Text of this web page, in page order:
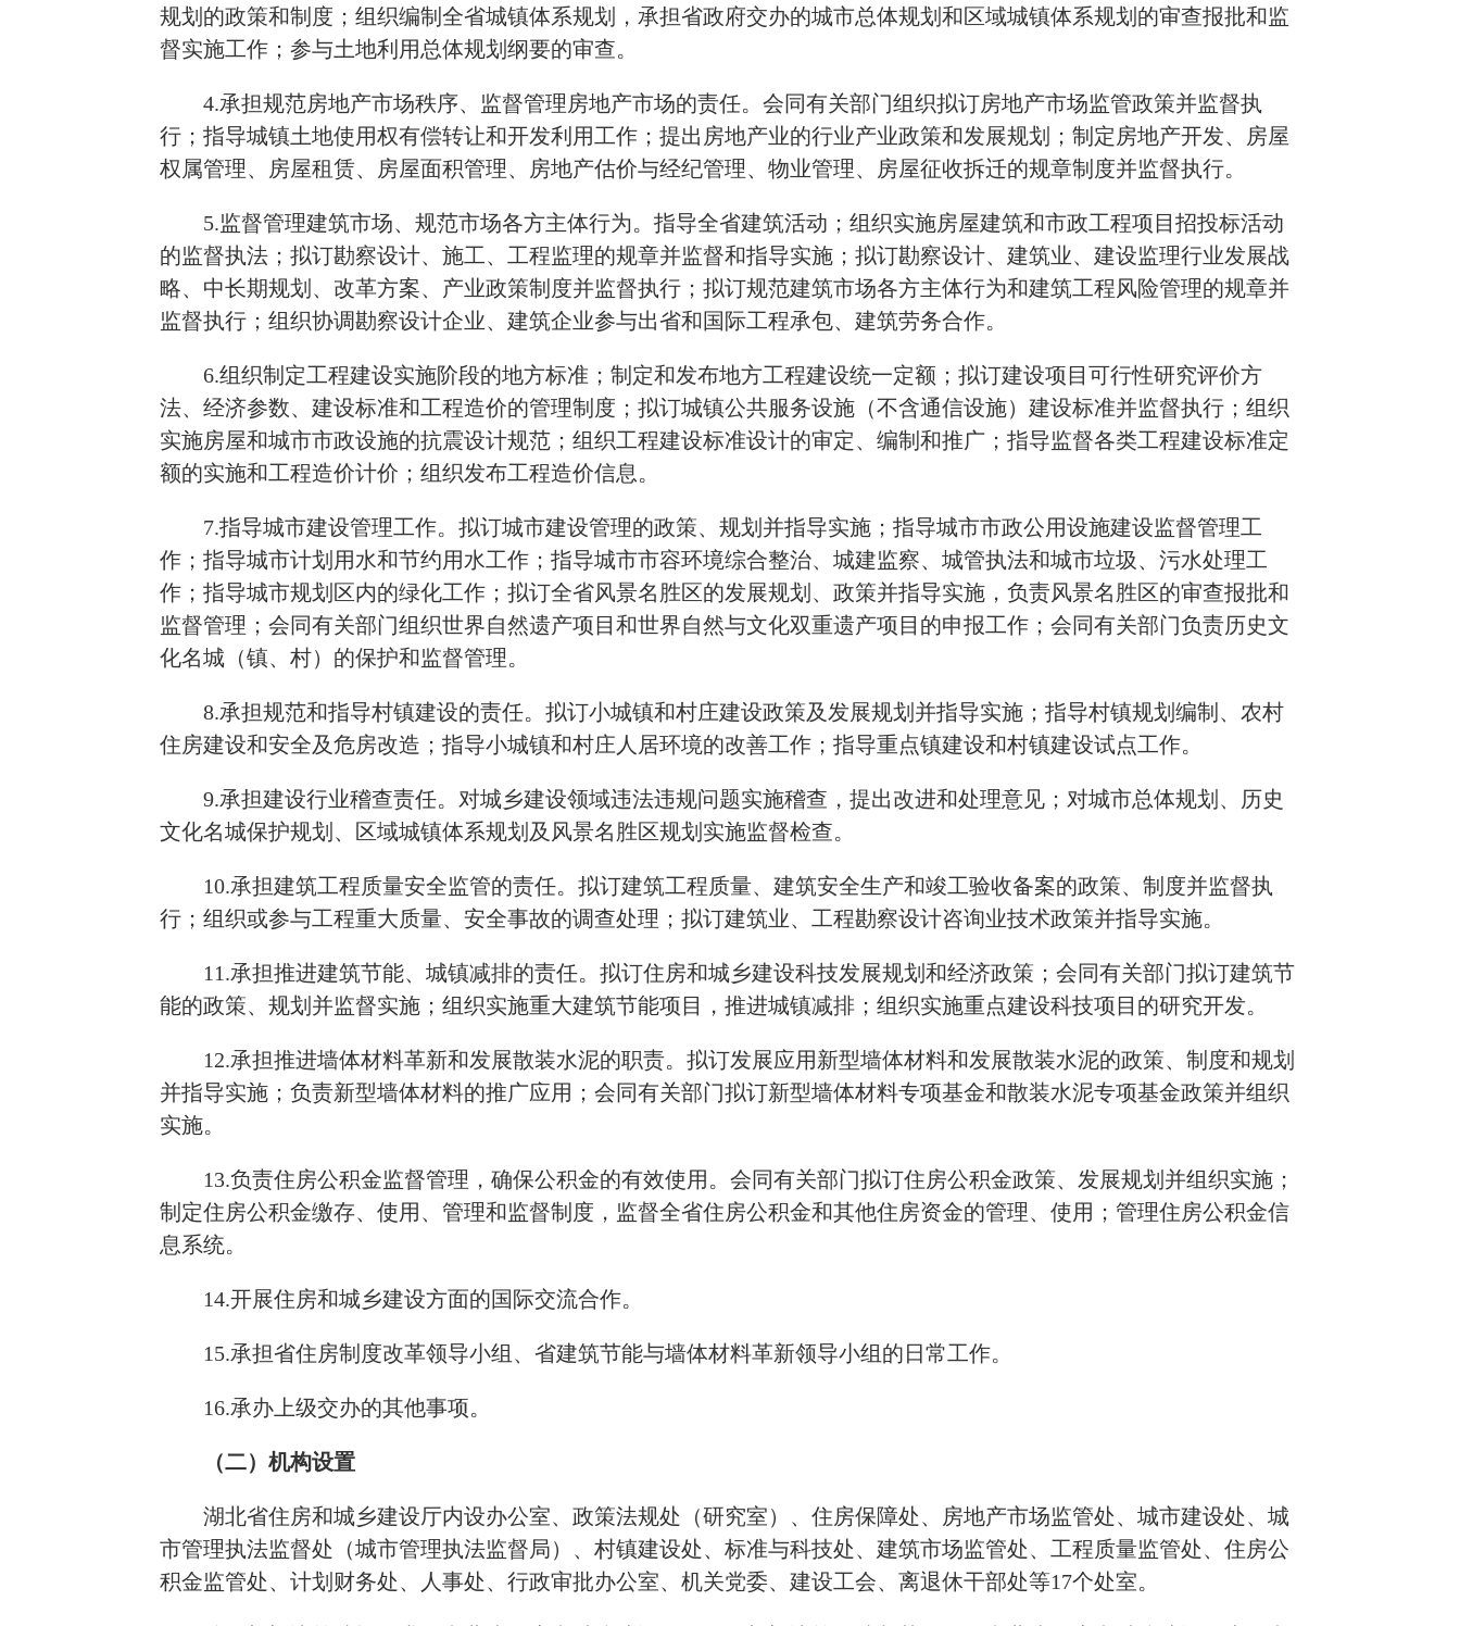
规划的政策和制度；组织编制全省城镇体系规划，承担省政府交办的城市总体规划和区域城镇体系规划的审查报批和监
督实施工作；参与土地利用总体规划纲要的审查。
4.承担规范房地产市场秩序、监督管理房地产市场的责任。会同有关部门组织拟订房地产市场监管政策并监督执
行；指导城镇土地使用权有偿转让和开发利用工作；提出房地产业的行业产业政策和发展规划；制定房地产开发、房屋
权属管理、房屋租赁、房屋面积管理、房地产估价与经纪管理、物业管理、房屋征收拆迁的规章制度并监督执行。
5.监督管理建筑市场、规范市场各方主体行为。指导全省建筑活动；组织实施房屋建筑和市政工程项目招投标活动
的监督执法；拟订勘察设计、施工、工程监理的规章并监督和指导实施；拟订勘察设计、建筑业、建设监理行业发展战
略、中长期规划、改革方案、产业政策制度并监督执行；拟订规范建筑市场各方主体行为和建筑工程风险管理的规章并
监督执行；组织协调勘察设计企业、建筑企业参与出省和国际工程承包、建筑劳务合作。
6.组织制定工程建设实施阶段的地方标准；制定和发布地方工程建设统一定额；拟订建设项目可行性研究评价方
法、经济参数、建设标准和工程造价的管理制度；拟订城镇公共服务设施（不含通信设施）建设标准并监督执行；组织
实施房屋和城市市政设施的抗震设计规范；组织工程建设标准设计的审定、编制和推广；指导监督各类工程建设标准定
额的实施和工程造价计价；组织发布工程造价信息。
7.指导城市建设管理工作。拟订城市建设管理的政策、规划并指导实施；指导城市市政公用设施建设监督管理工
作；指导城市计划用水和节约用水工作；指导城市市容环境综合整治、城建监察、城管执法和城市垃圾、污水处理工
作；指导城市规划区内的绿化工作；拟订全省风景名胜区的发展规划、政策并指导实施，负责风景名胜区的审查报批和
监督管理；会同有关部门组织世界自然遗产项目和世界自然与文化双重遗产项目的申报工作；会同有关部门负责历史文
化名城（镇、村）的保护和监督管理。
8.承担规范和指导村镇建设的责任。拟订小城镇和村庄建设政策及发展规划并指导实施；指导村镇规划编制、农村
住房建设和安全及危房改造；指导小城镇和村庄人居环境的改善工作；指导重点镇建设和村镇建设试点工作。
9.承担建设行业稽查责任。对城乡建设领域违法违规问题实施稽查，提出改进和处理意见；对城市总体规划、历史
文化名城保护规划、区域城镇体系规划及风景名胜区规划实施监督检查。
10.承担建筑工程质量安全监管的责任。拟订建筑工程质量、建筑安全生产和竣工验收备案的政策、制度并监督执
行；组织或参与工程重大质量、安全事故的调查处理；拟订建筑业、工程勘察设计咨询业技术政策并指导实施。
11.承担推进建筑节能、城镇减排的责任。拟订住房和城乡建设科技发展规划和经济政策；会同有关部门拟订建筑节
能的政策、规划并监督实施；组织实施重大建筑节能项目，推进城镇减排；组织实施重点建设科技项目的研究开发。
12.承担推进墙体材料革新和发展散装水泥的职责。拟订发展应用新型墙体材料和发展散装水泥的政策、制度和规划
并指导实施；负责新型墙体材料的推广应用；会同有关部门拟订新型墙体材料专项基金和散装水泥专项基金政策并组织
实施。
13.负责住房公积金监督管理，确保公积金的有效使用。会同有关部门拟订住房公积金政策、发展规划并组织实施；
制定住房公积金缴存、使用、管理和监督制度，监督全省住房公积金和其他住房资金的管理、使用；管理住房公积金信
息系统。
14.开展住房和城乡建设方面的国际交流合作。
15.承担省住房制度改革领导小组、省建筑节能与墙体材料革新领导小组的日常工作。
16.承办上级交办的其他事项。
（二）机构设置
湖北省住房和城乡建设厅内设办公室、政策法规处（研究室）、住房保障处、房地产市场监管处、城市建设处、城
市管理执法监督处（城市管理执法监督局）、村镇建设处、标准与科技处、建筑市场监管处、工程质量监管处、住房公
积金监管处、计划财务处、人事处、行政审批办公室、机关党委、建设工会、离退休干部处等17个处室。